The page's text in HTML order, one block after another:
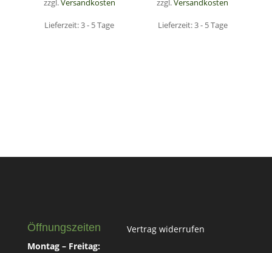
zzgl.Versandkosten
Lieferzeit:3 - 5 Tage
zzgl.Versandkosten
Lieferzeit:3 - 5 Tage
Öffnungszeiten
Montag – Freitag:
Vertrag widerrufen